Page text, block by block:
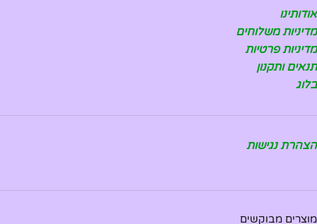
אודותינו
מדיניות משלוחים
מדיניות פרטיות
תנאים ותקנון
בלוג
הצהרת נגישות
מוצרים מבוקשים